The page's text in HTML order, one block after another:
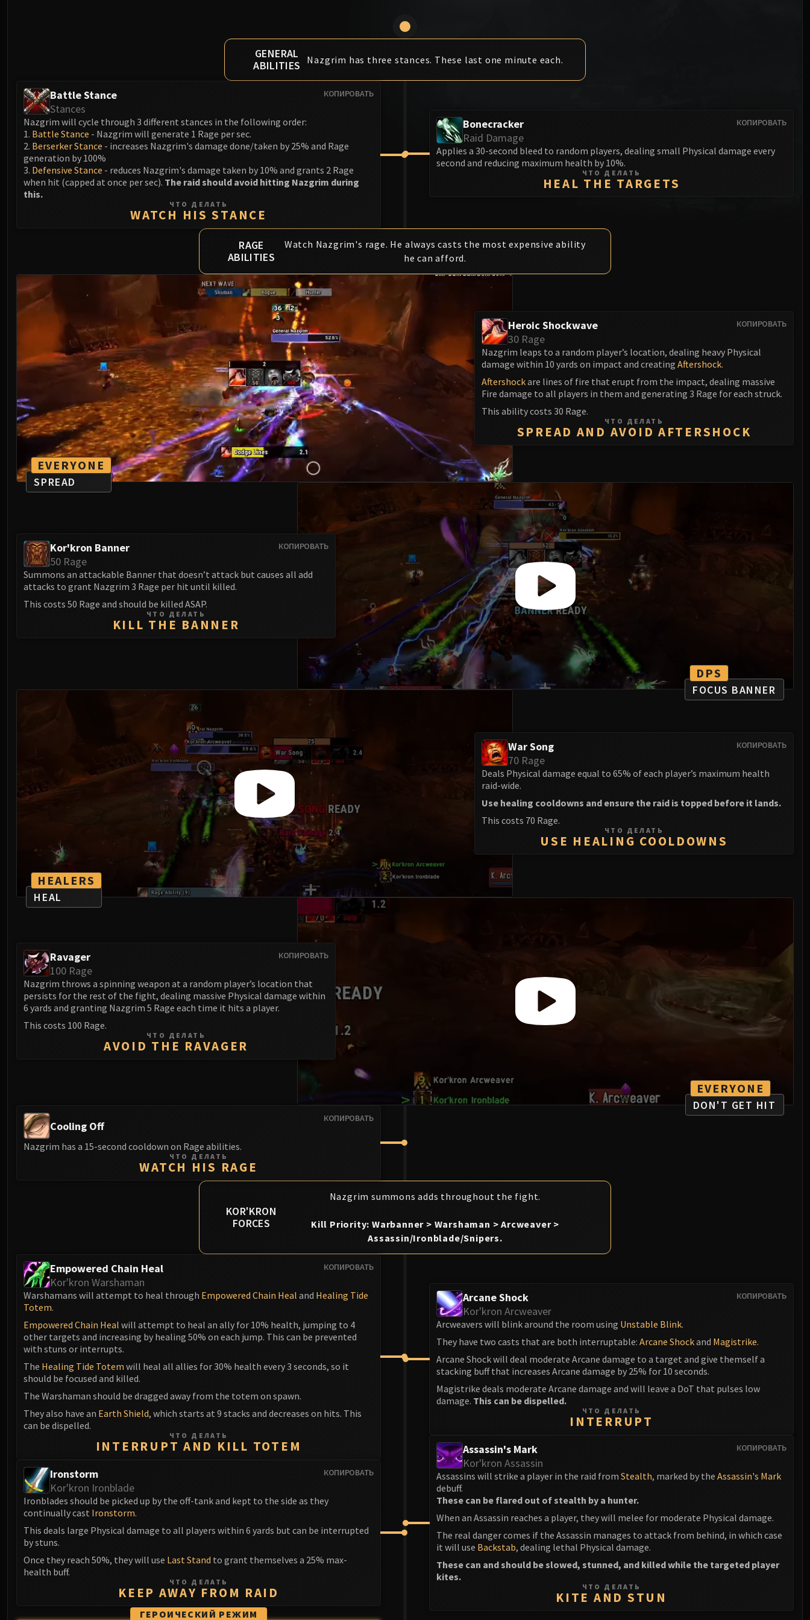
Торим
GENERAL
ABILITIES
Nazgrim has three stances. These last one minute each.
КОПИРОВАТЬ
Battle Stance
Stances
Nazgrim will cycle through 3 different stances in the following order:
1. Battle Stance - Nazgrim will generate 1 Rage per sec.
2. Berserker Stance - increases Nazgrim's damage done/taken by 25% and Rage
generation by 100%
3. Defensive Stance - reduces Nazgrim's damage taken by 10% and grants 2 Rage
when hit (capped at once per sec). The raid should avoid hitting Nazgrim during
this.
ЧТО ДЕЛАТЬ
WATCH HIS STANCE
КОПИРОВАТЬ
Bonecracker
Raid Damage
Applies a 30-second bleed to random players, dealing small Physical damage every
second and reducing maximum health by 10%.
ЧТО ДЕЛАТЬ
HEAL THE TARGETS
RAGE
ABILITIES
Watch Nazgrim's rage. He always casts the most expensive ability
he can afford.
EVERYONE
SPREAD
КОПИРОВАТЬ
Heroic Shockwave
30 Rage
Nazgrim leaps to a random player’s location, dealing heavy Physical
damage within 10 yards on impact and creating Aftershock.
Aftershockare lines of fire that erupt from the impact, dealing massive
Fire damage to all players in them and generating 3 Rage for each struck.
This ability costs 30 Rage.
ЧТО ДЕЛАТЬ
SPREAD AND AVOID AFTERSHOCK
DPS
FOCUS BANNER
КОПИРОВАТЬ
Kor'kron Banner
50 Rage
Summons an attackable Banner that doesn’t attack but causes all add
attacks to grant Nazgrim 3 Rage per hit until killed.
This costs 50 Rage and should be killed ASAP.
ЧТО ДЕЛАТЬ
KILL THE BANNER
HEALERS
HEAL
КОПИРОВАТЬ
War Song
70 Rage
Deals Physical damage equal to 65% of each player’s maximum health
raid-wide.
Use healing cooldowns and ensure the raid is topped before it lands.
This costs 70 Rage.
ЧТО ДЕЛАТЬ
USE HEALING COOLDOWNS
EVERYONE
DON'T GET HIT
КОПИРОВАТЬ
Ravager
100 Rage
Nazgrim throws a spinning weapon at a random player’s location that
persists for the rest of the fight, dealing massive Physical damage within
6 yards and granting Nazgrim 5 Rage each time it hits a player.
This costs 100 Rage.
ЧТО ДЕЛАТЬ
AVOID THE RAVAGER
КОПИРОВАТЬ
Cooling Off
Nazgrim has a 15-second cooldown on Rage abilities.
ЧТО ДЕЛАТЬ
WATCH HIS RAGE
KOR'KRON
FORCES
Nazgrim summons adds throughout the fight.
Kill Priority: Warbanner > Warshaman > Arcweaver >
Assassin/Ironblade/Snipers.
КОПИРОВАТЬ
Empowered Chain Heal
Kor'kron Warshaman
Warshamans will attempt to heal through Empowered Chain Heal and Healing Tide
Totem.
Empowered Chain Heal will attempt to heal an ally for 10% health, jumping to 4
other targets and increasing by healing 50% on each jump. This can be prevented
with stuns or interrupts.
The Healing Tide Totem will heal all allies for 30% health every 3 seconds, so it
should be focused and killed.
The Warshaman should be dragged away from the totem on spawn.
They also have an Earth Shield, which starts at 9 stacks and decreases on hits. This
can be dispelled.
ЧТО ДЕЛАТЬ
INTERRUPT AND KILL TOTEM
КОПИРОВАТЬ
Ironstorm
Kor'kron Ironblade
Ironblades should be picked up by the off-tank and kept to the side as they
continually cast Ironstorm.
This deals large Physical damage to all players within 6 yards but can be interrupted
by stuns.
Once they reach 50%, they will use Last Stand to grant themselves a 25% max-
health buff.
ЧТО ДЕЛАТЬ
KEEP AWAY FROM RAID
ГЕРОИЧЕСКИЙ РЕЖИМ
КОПИРОВАТЬ
Arcane Shock
Kor'kron Arcweaver
Arcweavers will blink around the room using Unstable Blink.
They have two casts that are both interruptable: Arcane Shockand Magistrike.
Arcane Shock will deal moderate Arcane damage to a target and give themself a
stacking buff that increases Arcane damage by 25% for 10 seconds.
Magistrike deals moderate Arcane damage and will leave a DoT that pulses low
damage. This can be dispelled.
ЧТО ДЕЛАТЬ
INTERRUPT
КОПИРОВАТЬ
Assassin's Mark
Kor'kron Assassin
Assassins will strike a player in the raid from Stealth, marked by the Assassin's Mark
debuff.
These can be flared out of stealth by a hunter.
When an Assassin reaches a player, they will melee for moderate Physical damage.
The real danger comes if the Assassin manages to attack from behind, in which case
it will use Backstab, dealing lethal Physical damage.
These can and should be slowed, stunned, and killed while the targeted player
kites.
ЧТО ДЕЛАТЬ
KITE AND STUN